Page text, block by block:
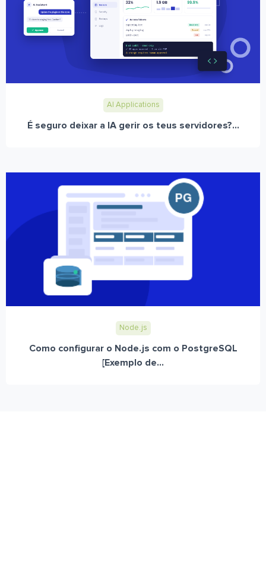
AI Applications
É seguro deixar a IA gerir os teus servidores?...
Node.js
Como configurar o Node.js com o PostgreSQL
[Exemplo de...